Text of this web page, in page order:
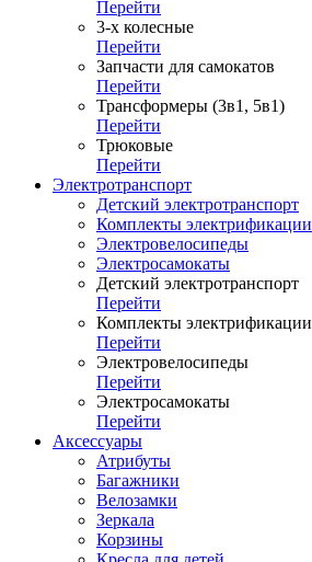
Перейти
3-х колесные
Перейти
Запчасти для самокатов
Перейти
Трансформеры (3в1, 5в1)
Перейти
Трюковые
Перейти
Электротранспорт
Детский электротранспорт
Комплекты электрификации
Электровелосипеды
Электросамокаты
Детский электротранспорт
Перейти
Комплекты электрификации
Перейти
Электровелосипеды
Перейти
Электросамокаты
Перейти
Аксессуары
Атрибуты
Багажники
Велозамки
Зеркала
Корзины